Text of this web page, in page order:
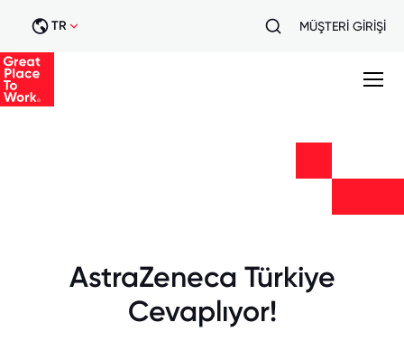
TR MÜŞTERİ GİRİŞİ
AstraZeneca Türkiye
Cevaplıyor!